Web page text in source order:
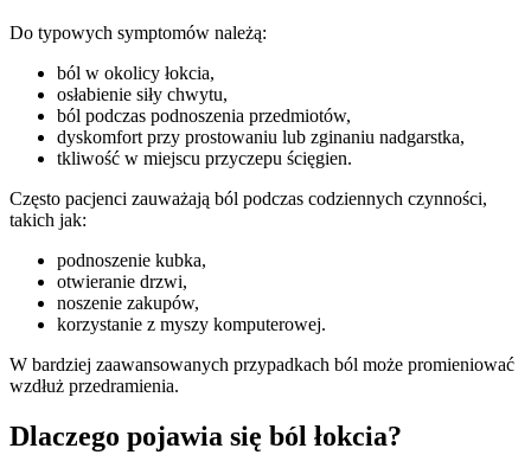
Do typowych symptomów należą:
ból w okolicy łokcia,
osłabienie siły chwytu,
ból podczas podnoszenia przedmiotów,
dyskomfort przy prostowaniu lub zginaniu nadgarstka,
tkliwość w miejscu przyczepu ścięgien.
Często pacjenci zauważają ból podczas codziennych czynności,
takich jak:
podnoszenie kubka,
otwieranie drzwi,
noszenie zakupów,
korzystanie z myszy komputerowej.
W bardziej zaawansowanych przypadkach ból może promieniować
wzdłuż przedramienia.
Dlaczego pojawia się ból łokcia?